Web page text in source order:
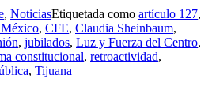
, NoticiasEtiquetada como artículo 127,
, CFE, Claudia Sheinbaum,
, jubilados, Luz y Fuerza del Centro,
constitucional, retroactividad,
, Tijuana